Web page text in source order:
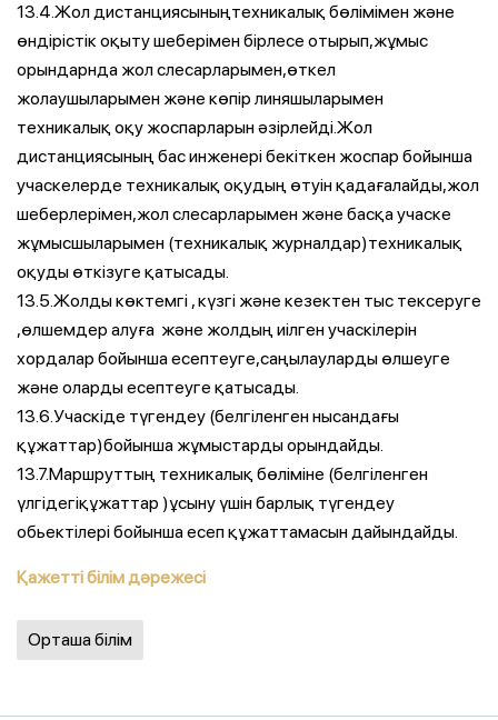
13.4.Жол дистанциясыныңтехникалық бөлімімен және
өндірістік оқыту шеберімен бірлесе отырып,жұмыс
орындарнда жол слесарларымен,өткел
жолаушыларымен және көпір линяшыларымен
техникалық оқу жоспарларын әзірлейді.Жол
дистанциясының бас инженері бекіткен жоспар бойынша
учаскелерде техникалық оқудың өтуін қадағалайды,жол
шеберлерімен,жол слесарларымен және басқа учаске
жұмысшыларымен (техникалық журналдар)техникалық
оқуды өткізуге қатысады.
13.5.Жолды көктемгі , күзгі және кезектен тыс тексеруге
,өлшемдер алуға және жолдың иілген учаскілерін
хордалар бойынша есептеуге,саңылауларды өлшеуге
және оларды есептеуге қатысады.
13.6.Учаскіде түгендеу (белгіленген нысандағы
құжаттар)бойынша жұмыстарды орындайды.
13.7.Маршруттың техникалық бөліміне (белгіленген
үлгідегіқұжаттар )ұсыну үшін барлық түгендеу
обьектілері бойынша есеп құжаттамасын дайындайды.
Қажетті білім дәрежесі
Орташа білім